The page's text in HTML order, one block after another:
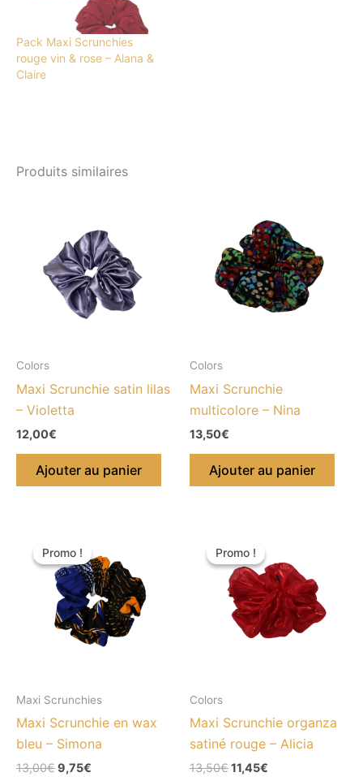
Pack Maxi Scrunchies
rouge vin & rose – Alana &
Claire
Produits similaires
Colors
Maxi Scrunchie satin lilas
– Violetta
12,00€
Ajouter au panier
Colors
Maxi Scrunchie
multicolore – Nina
13,50€
Ajouter au panier
Promo !
Promo !
Maxi Scrunchies
Maxi Scrunchie en wax
bleu – Simona
13,00€
initial
était :
13,00€.
9,75€
actuel
est :
9,75€.
Promo !
Promo !
Colors
Maxi Scrunchie organza
satiné rouge – Alicia
13,50€
initial
était :
13,50€.
11,45€
actuel
est :
11,45€.